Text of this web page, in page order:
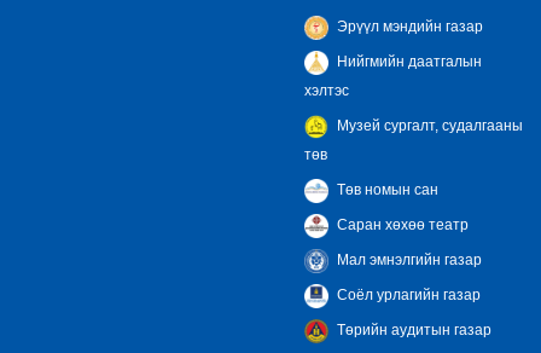
Эрүүл мэндийн газар
Нийгмийн даатгалын
хэлтэс
Музей сургалт, судалгааны
төв
Төв номын сан
Саран хөхөө театр
Мал эмнэлгийн газар
Соёл урлагийн газар
Төрийн аудитын газар